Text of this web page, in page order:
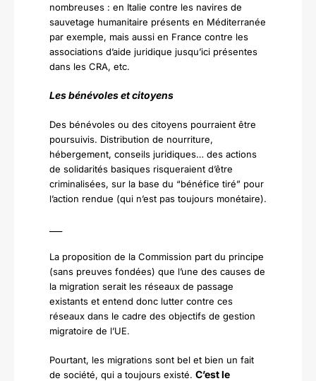
nombreuses : en Italie contre les navires de
sauvetage humanitaire présents en Méditerranée
par exemple, mais aussi en France contre les
associations d’aide juridique jusqu’ici présentes
dans les CRA, etc.
Les bénévoles et citoyens
Des bénévoles ou des citoyens pourraient être
poursuivis. Distribution de nourriture,
hébergement, conseils juridiques… des actions
de solidarités basiques risqueraient d’être
criminalisées, sur la base du “bénéfice tiré” pour
l’action rendue (qui n’est pas toujours monétaire).
La proposition de la Commission part du principe
(sans preuves fondées) que l’une des causes de
la migration serait les réseaux de passage
existants et entend donc lutter contre ces
réseaux dans le cadre des objectifs de gestion
migratoire de l’UE.
Pourtant, les migrations sont bel et bien un fait
de société, qui a toujours existé. C’est le